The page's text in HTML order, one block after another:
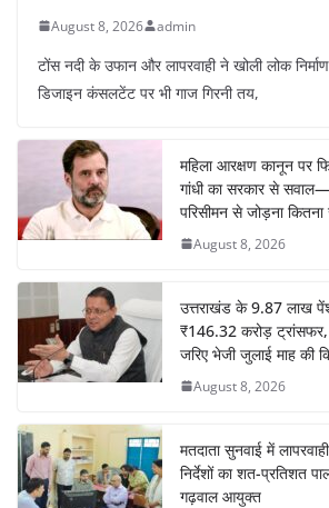
August 8, 2026 admin
टोंस नदी के उफान और लापरवाही ने खोली लोक
डिजाइन कंसलटेंट पर भी गाज गिरनी तय,
महिला आरक्षण कानून पर
गांधी का सरकार से
परिसीमन से जोड़ना कितना
August 8, 2026
उत्तराखंड के 9.87 लाख
₹146.32 करोड़
जरिए भेजी जुलाई माह की
August 8, 2026
मतदाता सुनवाई में
निर्देशों का शत-प्रतिशत
गढ़वाल आयुक्त